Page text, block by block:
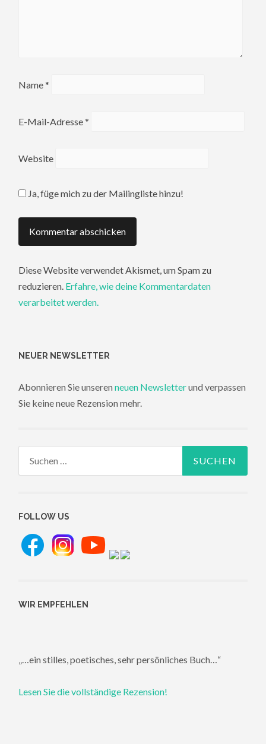
Name*
E-Mail-Adresse*
Website
Ja, füge mich zu der Mailingliste hinzu!
Diese Website verwendet Akismet, um Spam zu
reduzieren. Erfahre, wie deine Kommentardaten
verarbeitet werden.
NEUER NEWSLETTER
Abonnieren Sie unserenneuen Newsletterund verpassen
Sie keine neue Rezension mehr.
FOLLOW US
WIR EMPFEHLEN
„…ein stilles, poetisches, sehr persönliches Buch…“
Lesen Sie die vollständige Rezension!